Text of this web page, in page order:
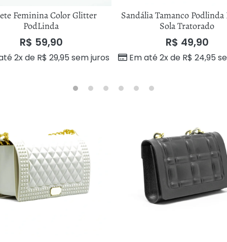
Feminina Color Glitter
PodLinda
R$ 59,90
2x de R$ 29,95 sem juros
Sandália Tamanco
Sola Tratorado
R$ 49,90
Em até 2x de R$ 24,95